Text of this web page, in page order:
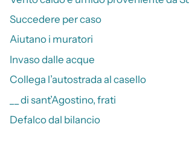
Succedere per caso
Aiutano i muratori
Invaso dalle acque
Collega l’autostrada al casello
__ di sant’Agostino, frati
Defalco dal bilancio